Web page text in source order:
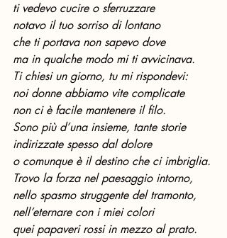
ti vedevo cucire o sferruzzare
notavo il tuo sorriso di lontano
che ti portava non sapevo dove
ma in qualche modo mi ti avvicinava.
Ti chiesi un giorno, tu mi rispondevi:
noi donne abbiamo vite complicate
non ci è facile mantenere il filo.
Sono più d’una insieme, tante storie
indirizzate spesso dal dolore
o comunque è il destino che ci imbriglia.
Trovo la forza nel paesaggio intorno,
nello spasmo struggente del tramonto,
nell’eternare con i miei colori
quei papaveri rossi in mezzo al prato.